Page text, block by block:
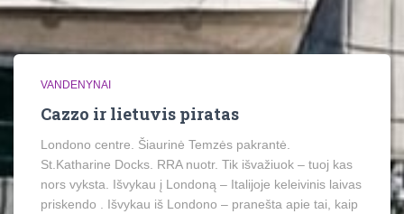
VANDENYNAI
Cazzo ir lietuvis piratas
Londono centre. Šiaurinė Temzės pakrantė.
St.Katharine Docks. RRA nuotr. Tik išvažiuok – tuoj kas
nors vyksta. Išvykau į Londoną – Italijoje keleivinis laivas
priskendo . Išvykau iš Londono – pranešta apie tai, kaip